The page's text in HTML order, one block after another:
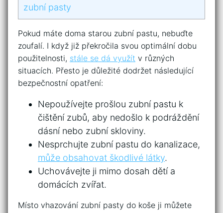
zubní pasty
Pokud⁣ máte doma​ starou zubní pastu, nebuďte
zoufalí. I když již⁣ překročila svou optimální dobu
použitelnosti, stále se dá využít v různých
situacích. Přesto je důležité ‍dodržet následující
⁢bezpečnostní opatření:
Nepoužívejte prošlou ⁢zubní ‌pastu ​k
čištění⁤ zubů, aby⁣ nedošlo ​k podráždění
dásní nebo ​zubní‌ skloviny.
Nesprchujte⁢ zubní pastu do kanalizace, ‍
může obsahovat​ škodlivé ⁢látky.
Uchovávejte ji​ mimo dosah dětí a
domácích zvířat.
Místo vhazování zubní pasty do koše ji můžete